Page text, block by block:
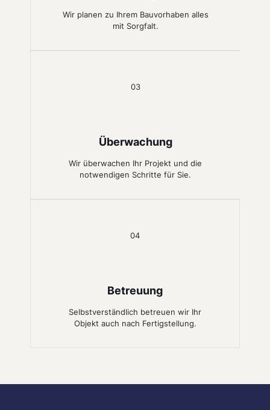
Wir planen zu Ihrem Bauvorhaben alles
mit Sorgfalt.
03
Überwachung
Wir überwachen Ihr Projekt und die
notwendigen Schritte für Sie.
04
Betreuung
Selbstverständlich betreuen wir Ihr
Objekt auch nach Fertigstellung.